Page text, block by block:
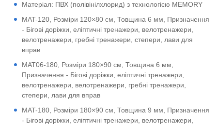
Матеріал: ПВХ (полівінілхлорид) з технологією MEMORY
MAT-120, Розміри 120×80 см, Товщина 6 мм, Призначення
- Бігові доріжки, еліптичні тренажери, велотренажери,
велотренажери, гребні тренажери, степери, лави для
вправ
MAT06-180, Розміри 180×90 см, Товщина 6 мм,
Призначення - Бігові доріжки, еліптичні тренажери,
велотренажери, велотренажери, гребні тренажери,
степери, лави для вправ
MAT-180, Розміри 180×90 см, Товщина 9 мм, Призначення
- Бігові доріжки, еліптичні тренажери, велотренажери,